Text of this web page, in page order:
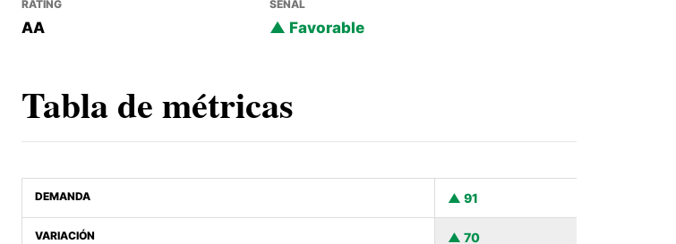
RATING
AA
SEÑAL
Favorable
Tabla de métricas
DEMANDA 91
VARIACIÓN 70